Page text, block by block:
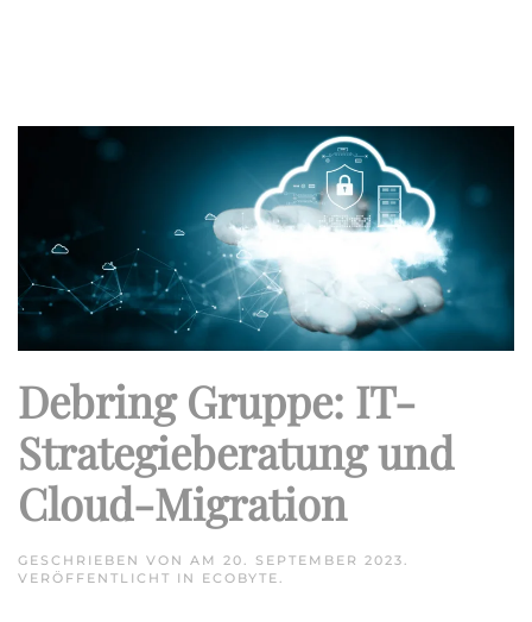
Debring Gruppe: IT-
Strategieberatung und
Cloud-Migration
GESCHRIEBEN VON AM 20. SEPTEMBER 2023
VERÖFFENTLICHT IN ECOBYTE